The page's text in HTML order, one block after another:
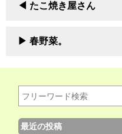
たこ焼き屋さん
春野菜。
最近の投稿